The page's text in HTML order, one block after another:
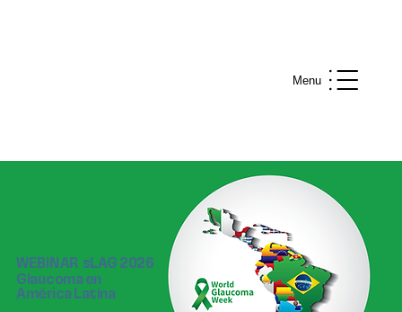
Menu
WEBINAR sLAG 2026
Glaucoma en
América Latina